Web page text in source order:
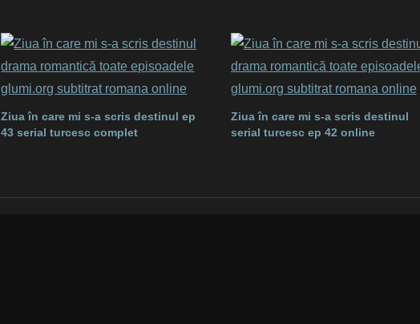
Ziua în care mi s-a scris destinul ep
43 serial turcesc complet
Ziua în care mi s-a scris destinul
serial turcesc ep 42 online